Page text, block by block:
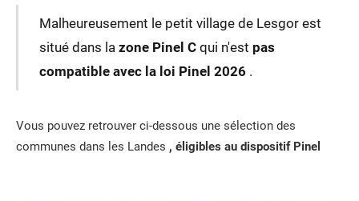
Malheureusement le petit village de Lesgor est
situé dans la zone Pinel Cqui n'est pas
compatible avec la loi Pinel 2026 .
Vous pouvez retrouver ci-dessous une sélection des
communes dans les Landes , éligibles au dispositif Pinel